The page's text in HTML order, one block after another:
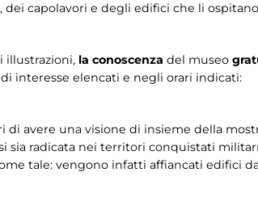
capolavori e degli edifici che li
illustrazioni, la conoscenza del museo
interesse elencati e negli orari indicati:
avere una visione di insieme della
sia radicata nei territori conquistati
tale: vengono infatti affiancati edifici